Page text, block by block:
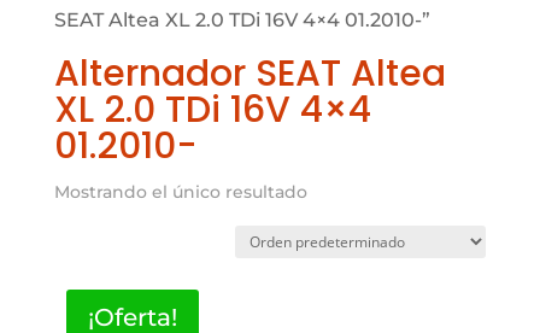
SEAT Altea XL 2.0 TDi 16V 4×4 01.2010-”
Alternador SEAT Altea
XL 2.0 TDi 16V 4×4
01.2010-
Mostrando el único resultado
¡Oferta!